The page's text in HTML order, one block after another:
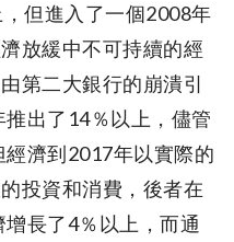
但進入了一個2008年
放緩中不可持續的經
第二大銀行的崩潰引
出了14％以上，儘管
濟到2017年以實際的
投資和消費，後者在
長了4％以上，而通